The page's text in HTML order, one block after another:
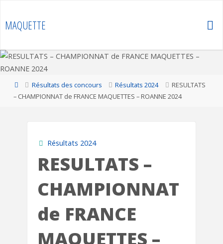
content
MAQUETTE
HomeRésultats des concours Résultats 2024
RESULTATS
– CHAMPIONNAT de FRANCE MAQUETTES – ROANNE 2024
Résultats 2024
RESULTATS –
CHAMPIONNAT
de FRANCE
MAQUETTES –